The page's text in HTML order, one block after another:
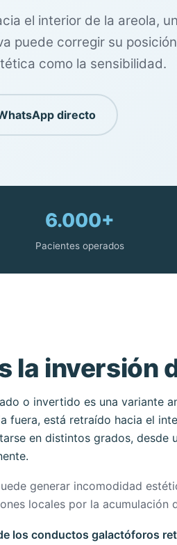
el interior de la areola,
puede corregir su
como la sensibilidad.
directo
6.000+
Pacientes operados
la inversión
o invertido es una variante
fuera, está retraído hacia el
en distintos grados, desde
generar incomodidad
locales por la acumulación
los conductos galactóforos